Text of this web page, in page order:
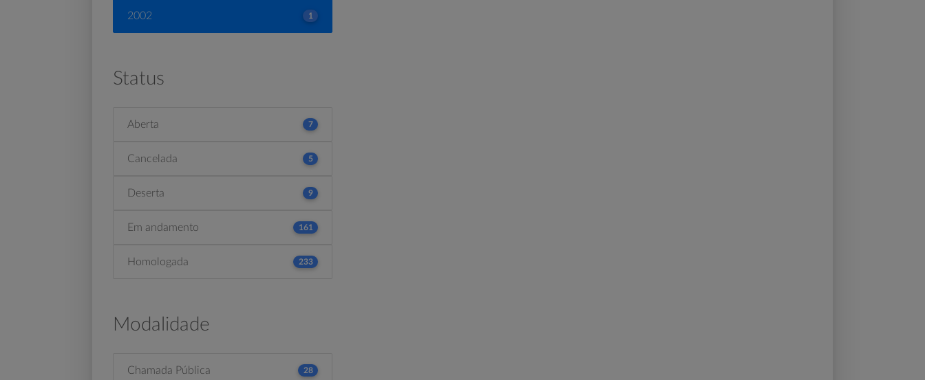
2002 1
Status
Aberta 7
Cancelada 5
Deserta 9
Em andamento 161
Homologada 233
Modalidade
Chamada Pública 28